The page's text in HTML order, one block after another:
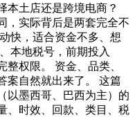
本土店还是跨境电商？
，实际背后是两套完全不
快，适合资金不多、想
本地税号，前期投入
权限。 资金、品类、
案自然就出来了。 这篇
以墨西哥、巴西为主）的
、时效、回款、类目、税